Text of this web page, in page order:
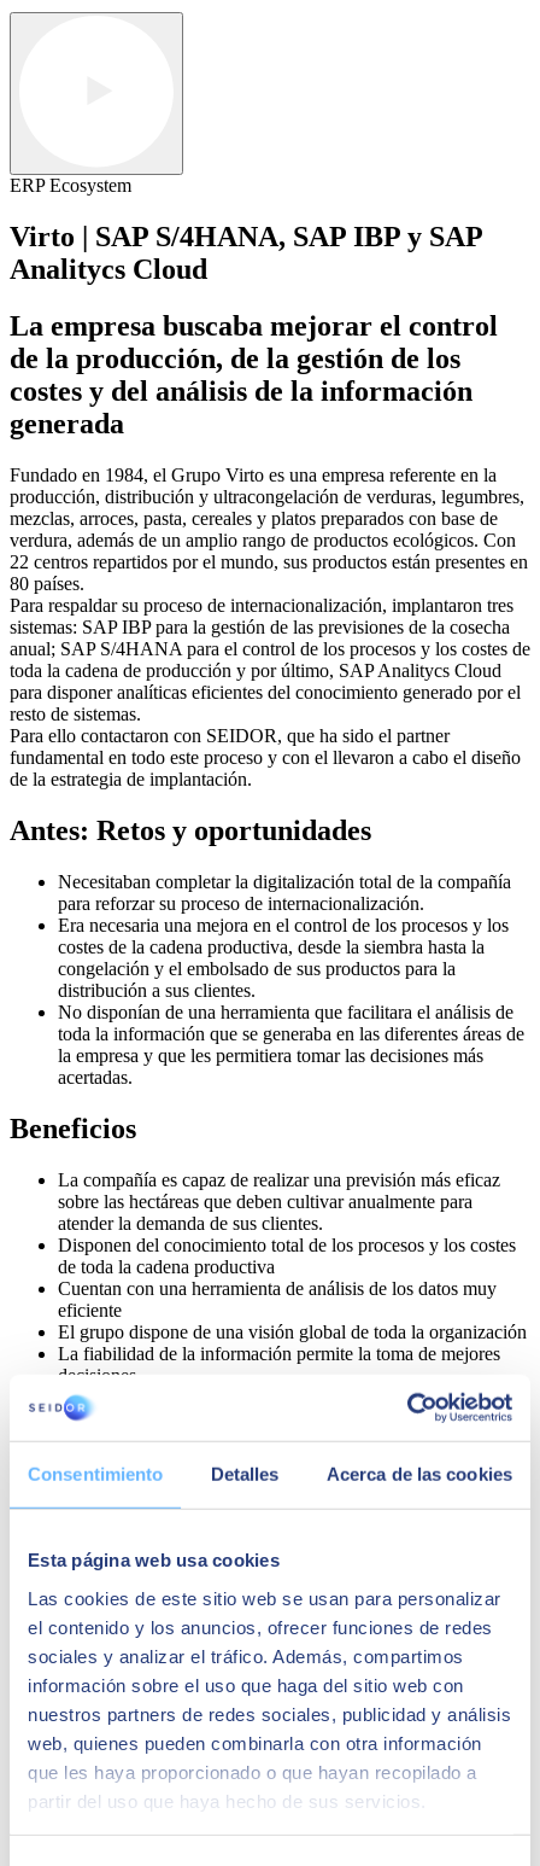
Consentimiento Detalles Acerca de las cookies
Esta página web usa cookies
Las cookies de este sitio web se usan para personalizar
el contenido y los anuncios, ofrecer funciones de redes
sociales y analizar el tráfico. Además, compartimos
información sobre el uso que haga del sitio web con
nuestros partners de redes sociales, publicidad y análisis
web, quienes pueden combinarla con otra información
que les haya proporcionado o que hayan recopilado a
partir del uso que haya hecho de sus servicios.
ERP Ecosystem
Virto | SAP S/4HANA, SAP IBP y SAP
Analitycs Cloud
La empresa buscaba mejorar el control
de la producción, de la gestión de los
costes y del análisis de la información
generada
Fundado en 1984, el Grupo Virto es una empresa referente en la
producción, distribución y ultracongelación de verduras, legumbres,
mezclas, arroces, pasta, cereales y platos preparados con base de
verdura, además de un amplio rango de productos ecológicos. Con
22 centros repartidos por el mundo, sus productos están presentes en
80 países.
Para respaldar su proceso de internacionalización, implantaron tres
sistemas: SAP IBP para la gestión de las previsiones de la cosecha
anual; SAP S/4HANA para el control de los procesos y los costes de
toda la cadena de producción y por último, SAP Analitycs Cloud
para disponer analíticas eficientes del conocimiento generado por el
resto de sistemas.
Para ello contactaron con SEIDOR, que ha sido el partner
fundamental en todo este proceso y con el llevaron a cabo el diseño
de la estrategia de implantación.
Antes: Retos y oportunidades
Necesitaban completar la digitalización total de la compañía
para reforzar su proceso de internacionalización.
Era necesaria una mejora en el control de los procesos y los
costes de la cadena productiva, desde la siembra hasta la
congelación y el embolsado de sus productos para la
distribución a sus clientes.
No disponían de una herramienta que facilitara el análisis de
toda la información que se generaba en las diferentes áreas de
la empresa y que les permitiera tomar las decisiones más
acertadas.
Beneficios
La compañía es capaz de realizar una previsión más eficaz
sobre las hectáreas que deben cultivar anualmente para
atender la demanda de sus clientes.
Disponen del conocimiento total de los procesos y los costes
de toda la cadena productiva
Cuentan con una herramienta de análisis de los datos muy
eficiente
El grupo dispone de una visión global de toda la organización
La fiabilidad de la información permite la toma de mejores
decisiones
Alfonso Ramírez
Director de sistemas y procesos del Grupo Virto
La suite de productos de SAP que hemos
integrado en nuestro Grupo nos da la posibilidad
de seguir mejorando y sobre todo disponer de